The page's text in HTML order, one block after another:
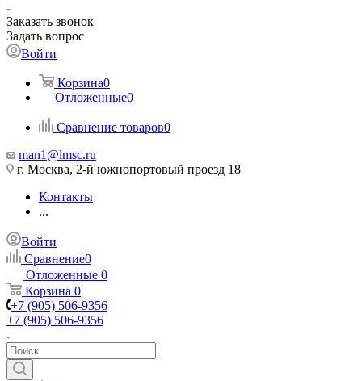
Заказать звонок
Задать вопрос
Войти
Корзина0
Отложенные0
Сравнение товаров0
man1@lmsc.ru
г. Москва, 2-й южнопортовый проезд 18
Контакты
...
Войти
Сравнение0
Отложенные 0
Корзина 0
+7 (905) 506-9356
+7 (905) 506-9356